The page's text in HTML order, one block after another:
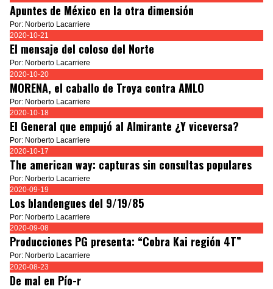
Apuntes de México en la otra dimensión
Por: Norberto Lacarriere
2020-10-21
El mensaje del coloso del Norte
Por: Norberto Lacarriere
2020-10-20
MORENA, el caballo de Troya contra AMLO
Por: Norberto Lacarriere
2020-10-18
El General que empujó al Almirante ¿Y viceversa?
Por: Norberto Lacarriere
2020-10-17
The american way: capturas sin consultas populares
Por: Norberto Lacarriere
2020-09-19
Los blandengues del 9/19/85
Por: Norberto Lacarriere
2020-09-08
Producciones PG presenta: “Cobra Kai región 4T”
Por: Norberto Lacarriere
2020-08-23
De mal en Pío-r